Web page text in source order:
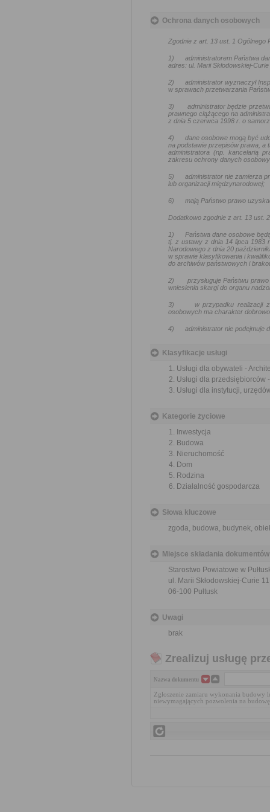
Ochrona danych osobowych
Zgodnie z art. 13 ust. 1 Ogólnego
1) administratorem Państwa
adres: ul. Marii Skłodowskiej-
2) administrator wyznaczył
w sprawach przetwarzania
3) administrator będzie
prawnego ciążącego na
z dnia 5 czerwca 1998 r. o
4) dane osobowe mogą być
na podstawie przepisów prawa, a
administratora (np. kancelarią
zakresu ochrony danych
5) administrator nie zamierza
lub organizacji międzynarodowej;
6) mają Państwo prawo
Dodatkowo zgodnie z art. 13 ust.
1) Państwa dane osobowe
tj. z ustawy z dnia 14 lipca 1983
Narodowego z dnia 20
w sprawie klasyfikowania i
do archiwów państwowych i
2) przysługuje Państwu
wniesienia skargi do organu
3) w przypadku realizacji
osobowych ma charakter
4) administrator nie podejmuje
Klasyfikacje usługi
Usługi dla obywateli -
Usługi dla
Usługi dla instytucji,
Kategorie życiowe
Inwestycja
Budowa
Nieruchomość
Dom
Rodzina
Działalność gospodarcza
Słowa kluczowe
zgoda, budowa, budynek,
Miejsce składania dokumentów
Starostwo Powiatowe w
ul. Marii Skłodowskiej-Curie 11
06-100 Pułtusk
Uwagi
brak
Zrealizuj usługę
Nazwa dokumentu
Zgłoszenie zamiaru wykonania budowy
niewymagających pozwolenia na budowę